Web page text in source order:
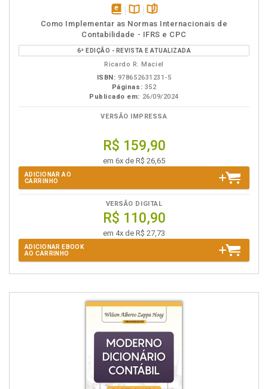
disponível
em
eBook
Disponível
na
B.V.
páginas
Como Implementar as Normas Internacionais de
Contabilidade - IFRS e CPC
6ª EDIÇÃO - REVISTA E ATUALIZADA
Ricardo R. Maciel
ISBN: 978652631231-5
Páginas: 352
Publicado em: 26/09/2024
VERSÃO IMPRESSA
R$ 159,90
em 6x de R$ 26,65
ADICIONAR AO
CARRINHO
VERSÃO DIGITAL
R$ 110,90
em 4x de R$ 27,73
ADICIONAR EBOOK
AO CARRINHO